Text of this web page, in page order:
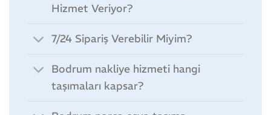
Hizmet Veriyor?
7/24 Sipariş Verebilir Miyim?
Bodrum nakliye hizmeti hangi
taşımaları kapsar?